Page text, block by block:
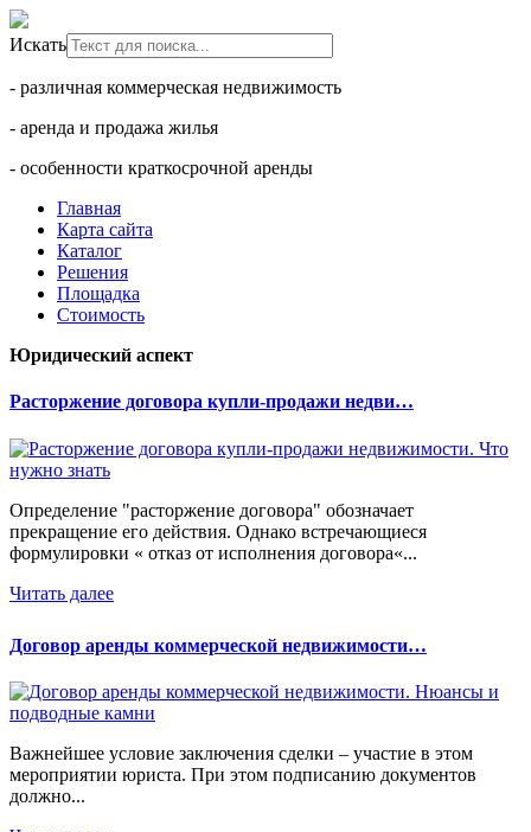
Искать
- различная коммерческая недвижимость
- аренда и продажа жилья
- особенности краткосрочной аренды
Главная
Карта сайта
Каталог
Решения
Площадка
Стоимость
Юридический аспект
Расторжение договора купли-продажи недви…
Определение "расторжение договора" обозначает
прекращение его действия. Однако встречающиеся
формулировки « отказ от исполнения договора«...
Читать далее
Договор аренды коммерческой недвижимости…
Важнейшее условие заключения сделки – участие в этом
мероприятии юриста. При этом подписанию документов
должно...